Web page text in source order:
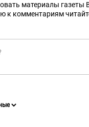
материалы газеты
к комментариям